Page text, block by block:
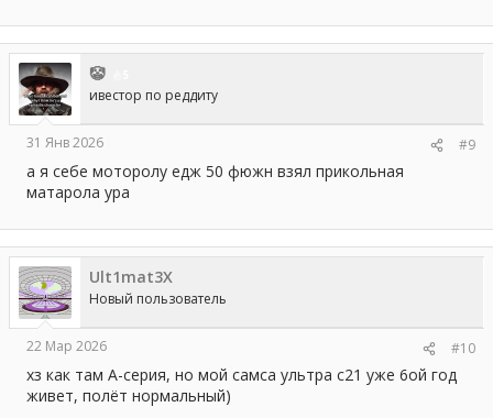
ㅤ🤡ㅤ
ивестор по реддиту
31 Янв 2026 #9
а я себе моторолу едж 50 фюжн взял прикольная
матарола ура
Ult1mat3X
Новый пользователь
22 Мар 2026 #10
хз как там А-серия, но мой самса ультра с21 уже 6ой год
живет, полёт нормальный)